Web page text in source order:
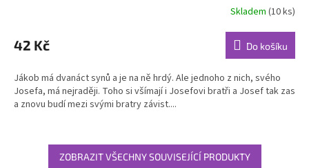
Skladem (10 ks)
42 Kč Do košíku
Jákob má dvanáct synů a je na ně hrdý. Ale jednoho z nich, svého
Josefa, má nejraději. Toho si všímají i Josefovi bratři a Josef tak zas
a znovu budí mezi svými bratry závist....
ZOBRAZIT VŠECHNY SOUVISEJÍCÍ PRODUKTY